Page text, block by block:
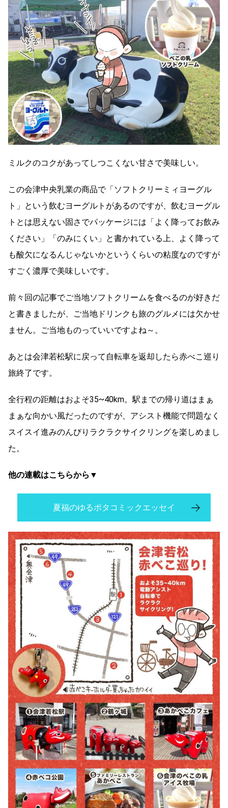
ミルクのコクがあってしつこくない甘さで美味しい。
この会津中央乳業の商品で「ソフトクリーミィヨーグル
ト」という飲むヨーグルトがあるのですが、飲むヨーグル
トとは思えない固さでパッケージには「よく降ってお飲み
ください」「のみにくい」と書かれている上、よく降って
も酸欠になるんじゃないかというくらいの粘度なのですが
すごく濃厚で美味しいです。
前々回の記事でご当地ソフトクリームを食べるのが好きだ
と書きましたが、ご当地ドリンクも旅のグルメには欠かせ
ません。ご当地ものっていいですよね～。
あとは会津若松駅に戻って自転車を返却したら赤べこ巡り
旅終了です。
全行程の距離はおよそ35~40km。駅までの帰り道はまぁ
まぁな向かい風だったのですが、アシスト機能で問題なく
スイスイ進みのんびりラクラクサイクリングを楽しめまし
た。
他の連載はこちらから▼
夏福のゆるポタコミックエッセイ